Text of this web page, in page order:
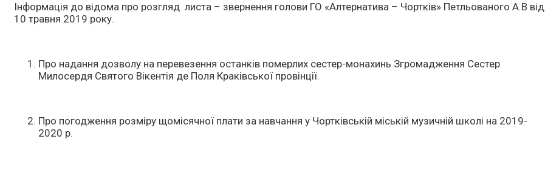
Інформація до відома про розгляд листа – звернення голови ГО «Алтернатива – Чортків» Петльованого А.В від
10 травня 2019 року.
Про надання дозволу на перевезення останків померлих сестер-монахинь Згромадження Сестер
Милосердя Святого Вікентія де Поля Краківської провінції.
Про погодження розміру щомісячної плати за навчання у Чортківській міській музичній школі на 2019-
2020 р.